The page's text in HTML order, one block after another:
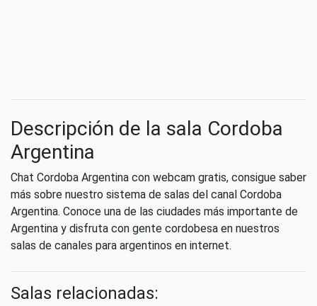
Descripción de la sala Cordoba
Argentina
Chat Cordoba Argentina con webcam gratis, consigue saber
más sobre nuestro sistema de salas del canal Cordoba
Argentina. Conoce una de las ciudades más importante de
Argentina y disfruta con gente cordobesa en nuestros
salas de canales para argentinos en internet.
Salas relacionadas: